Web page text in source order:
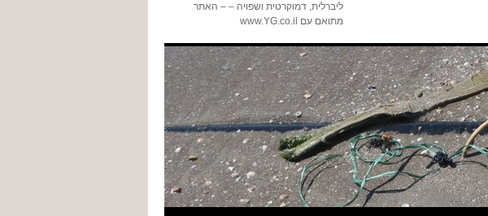
ליברלית, דמוקרטית ושפויה – – האתר
מתואם עם www.YG.co.il